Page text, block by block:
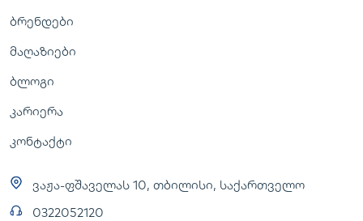
ბრენდები
მაღაზიები
ბლოგი
კარიერა
კონტაქტი
ვაჟა-ფშაველას 10, თბილისი, საქართველო
0322052120